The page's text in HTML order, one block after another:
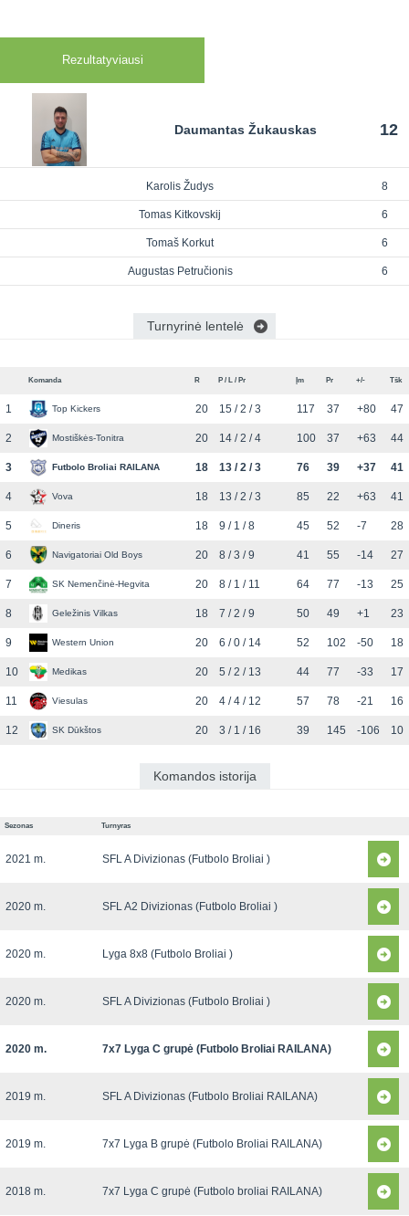
Rezultatyviausi
Daumantas Žukauskas 12
Karolis Žudys 8
Tomas Kitkovskij 6
Tomaš Korkut 6
Augustas Petručionis 6
Turnyrinė lentelė
Komanda R P / L / Pr Įm Pr +/- Tšk
1 Top Kickers 20 15 / 2 / 3 117 37 +80 47
2 Mostiškės-Tonitra 20 14 / 2 / 4 100 37 +63 44
3 Futbolo Broliai RAILANA 18 13 / 2 / 3 76 39 +37 41
4 Vova 18 13 / 2 / 3 85 22 +63 41
5 Dineris 18 9 / 1 / 8 45 52 -7 28
6 Navigatoriai Old Boys 20 8 / 3 / 9 41 55 -14 27
7 SK Nemenčinė-Hegvita 20 8 / 1 / 11 64 77 -13 25
8 Geležinis Vilkas 18 7 / 2 / 9 50 49 +1 23
9 Western Union 20 6 / 0 / 14 52 102 -50 18
10 Medikas 20 5 / 2 / 13 44 77 -33 17
11 Viesulas 20 4 / 4 / 12 57 78 -21 16
12 SK Dūkštos 20 3 / 1 / 16 39 145 -106 10
Komandos istorija
Sezonas Turnyras
2021 m. SFL A Divizionas (Futbolo Broliai )
2020 m. SFL A2 Divizionas (Futbolo Broliai )
2020 m. Lyga 8x8 (Futbolo Broliai )
2020 m. SFL A Divizionas (Futbolo Broliai )
2020 m. 7x7 Lyga C grupė (Futbolo Broliai RAILANA)
2019 m. SFL A Divizionas (Futbolo Broliai RAILANA)
2019 m. 7x7 Lyga B grupė (Futbolo Broliai RAILANA)
2018 m. 7x7 Lyga C grupė (Futbolo broliai RAILANA)